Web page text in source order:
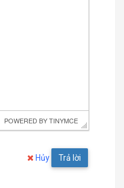
POWERED BY TINYMCE
Hủy Trả lời